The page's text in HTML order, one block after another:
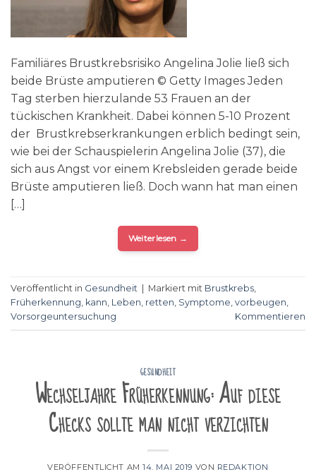
Familiäres Brustkrebsrisiko Angelina Jolie ließ sich
beide Brüste amputieren © Getty Images Jeden
Tag sterben hierzulande 53 Frauen an der
tückischen Krankheit. Dabei können 5-10 Prozent
der Brustkrebserkrankungen erblich bedingt sein,
wie bei der Schauspielerin Angelina Jolie (37), die
sich aus Angst vor einem Krebsleiden gerade beide
Brüste amputieren ließ. Doch wann hat man einen
[…]
Weiterlesen →
Veröffentlicht in Gesundheit Markiert mit Brustkrebs
Früherkennung kann Leben retten Symptome vorbeugen
Vorsorgeuntersuchung
Kommentieren
GESUNDHEIT
Wechseljahre Früherkennung: Auf diese
Checks sollte man nicht verzichten
VERÖFFENTLICHT AM14. MAI 2019 VON REDAKTION